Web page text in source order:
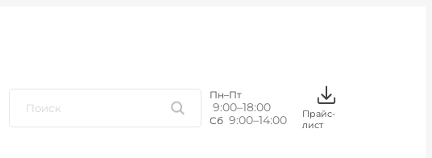
Пн–Пт
9:00–18:00
Сб 9:00–14:00
Прайс-
лист